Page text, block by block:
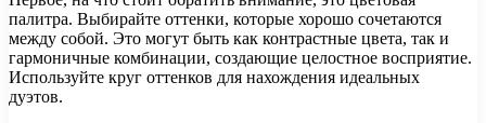
палитра. Выбирайте оттенки, которые хорошо сочетаются
между собой. Это могут быть как контрастные цвета, так и
гармоничные комбинации, создающие целостное восприятие.
Используйте круг оттенков для нахождения идеальных
дуэтов.